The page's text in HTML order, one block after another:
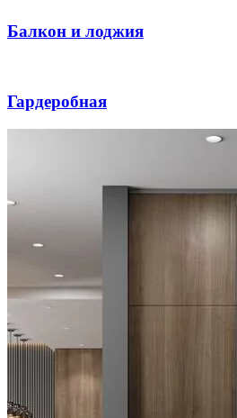
Балкон и лоджия
Гардеробная